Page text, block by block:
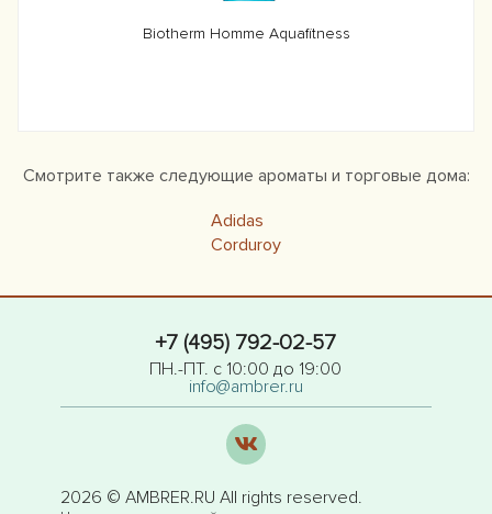
Biotherm Homme Aquafitness
Смотрите также следующие ароматы и торговые дома:
Adidas
Corduroy
+7 (495) 792-02-57
ПН.-ПТ. с 10:00 до 19:00
info@ambrer.ru
2026 © AMBRER.RU All rights reserved.